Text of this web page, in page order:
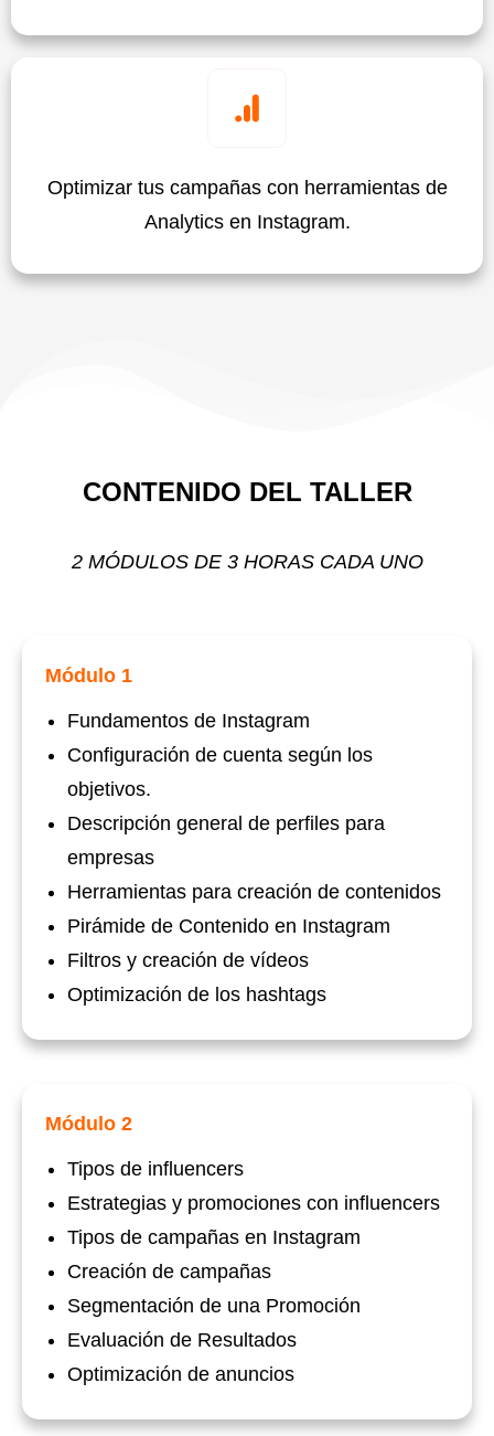
Optimizar tus campañas con herramientas de
Analytics en Instagram.
CONTENIDO DEL TALLER
2 MÓDULOS DE 3 HORAS CADA UNO
Módulo 1
Fundamentos de Instagram
Configuración de cuenta según los
objetivos.
Descripción general de perfiles para
empresas
Herramientas para creación de contenidos
Pirámide de Contenido en Instagram
Filtros y creación de vídeos
Optimización de los hashtags
Módulo 2
Tipos de influencers
Estrategias y promociones con influencers
Tipos de campañas en Instagram
Creación de campañas
Segmentación de una Promoción
Evaluación de Resultados
Optimización de anuncios